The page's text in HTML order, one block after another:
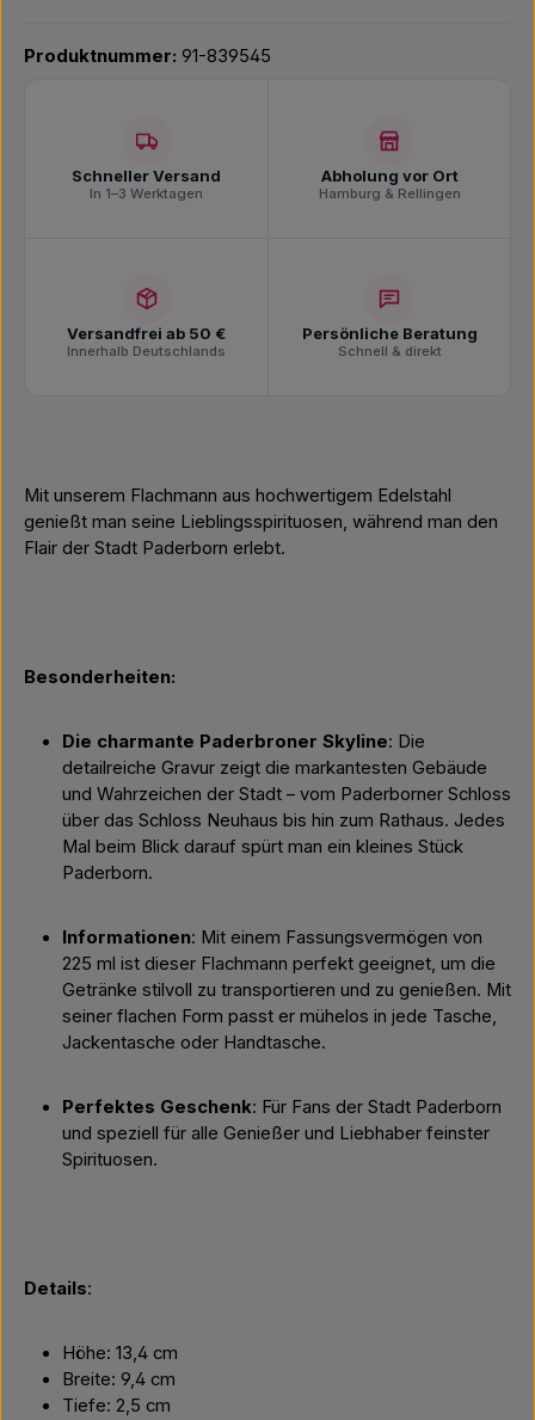
Produktnummer: 91-839545
Schneller Versand
In 1–3 Werktagen
Abholung vor Ort
Hamburg & Rellingen
Versandfrei ab 50 €
Innerhalb Deutschlands
Persönliche Beratung
Schnell & direkt
Mit unserem Flachmann aus hochwertigem Edelstahl
genießt man seine Lieblingsspirituosen, während man den
Flair der Stadt Paderborn erlebt.
Besonderheiten:
Die charmante Paderbroner Skyline: Die
detailreiche Gravur zeigt die markantesten Gebäude
und Wahrzeichen der Stadt – vom Paderborner Schloss
über das Schloss Neuhaus bis hin zum Rathaus. Jedes
Mal beim Blick darauf spürt man ein kleines Stück
Paderborn.
Informationen: Mit einem Fassungsvermögen von
225 ml ist dieser Flachmann perfekt geeignet, um die
Getränke stilvoll zu transportieren und zu genießen. Mit
seiner flachen Form passt er mühelos in jede Tasche,
Jackentasche oder Handtasche.
Perfektes Geschenk: Für Fans der Stadt Paderborn
und speziell für alle Genießer und Liebhaber feinster
Spirituosen.
Details:
Höhe: 13,4 cm
Breite: 9,4 cm
Tiefe: 2,5 cm